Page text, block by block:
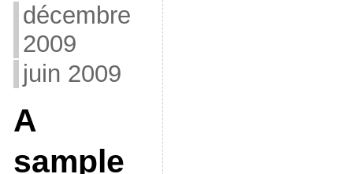
décembre
2009
juin 2009
A
sample